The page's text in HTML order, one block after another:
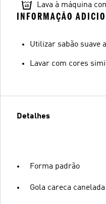
Lava à máquina
INFORMAÇÃO
Utilizar sabão suave
Lavar com cores
Detalhes
Forma padrão
Gola careca canelada